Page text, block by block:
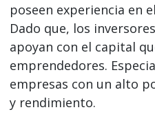
poseen experiencia en
Dado que, los
apoyan con el capital
emprendedores.
empresas con un alto
y rendimiento.